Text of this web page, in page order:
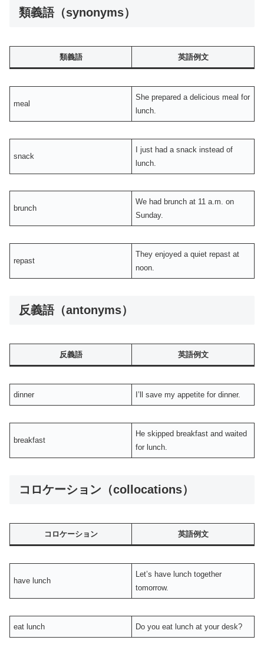
類義語（synonyms）
類義語 英語例文
meal
She prepared a delicious meal for
lunch.
snack
I just had a snack instead of
lunch.
brunch
We had brunch at 11 a.m. on
Sunday.
repast
They enjoyed a quiet repast at
noon.
反義語（antonyms）
反義語 英語例文
dinner I’ll save my appetite for dinner.
breakfast
He skipped breakfast and waited
for lunch.
コロケーション（collocations）
コロケーション 英語例文
have lunch
Let’s have lunch together
tomorrow.
eat lunch Do you eat lunch at your desk?